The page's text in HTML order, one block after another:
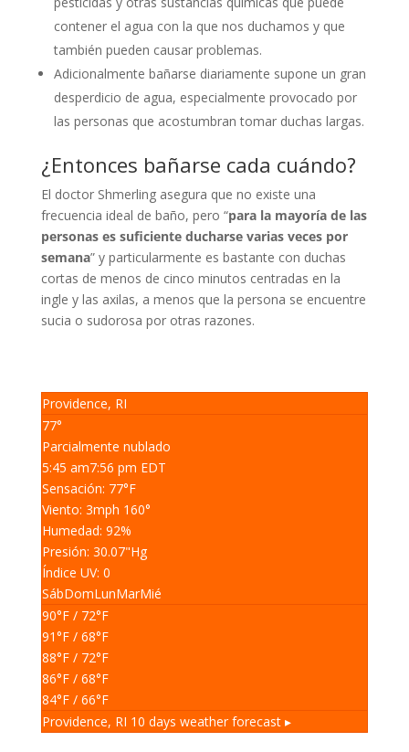
contener el agua con la que nos duchamos y que
también pueden causar problemas.
Adicionalmente bañarse diariamente supone un gran
desperdicio de agua, especialmente provocado por
las personas que acostumbran tomar duchas largas.
¿Entonces bañarse cada cuándo?
El doctor Shmerling asegura que no existe una
frecuencia ideal de baño, pero “para la mayoría de las
personas es suficiente ducharse varias veces por
semana” y particularmente es bastante con duchas
cortas de menos de cinco minutos centradas en la
ingle y las axilas, a menos que la persona se encuentre
sucia o sudorosa por otras razones.
Providence, RI
77°
Parcialmente nublado
5:45 am7:56 pm EDT
Sensación: 77°F
Viento: 3mph 160°
Humedad: 92%
Presión: 30.07"Hg
Índice UV: 0
SábDomLunMarMié
90°F/ 72°F
91°F/ 68°F
88°F/ 72°F
86°F/ 68°F
84°F/ 66°F
Providence, RI 10 days weather forecast ▸